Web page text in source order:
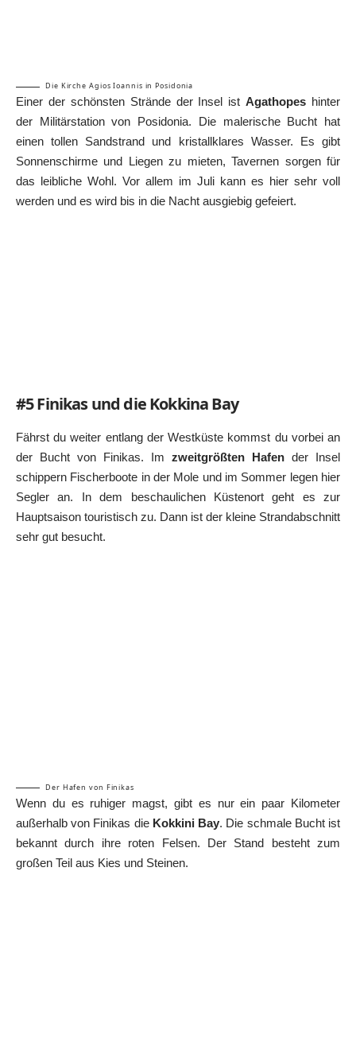
Die Kirche Agios Ioannis in Posidonia
Einer der schönsten Strände der Insel istAgathopes hinter
der Militärstation von Posidonia. Die malerische Bucht hat
einen tollen Sandstrand und kristallklares Wasser. Es gibt
Sonnenschirme und Liegen zu mieten, Tavernen sorgen für
das leibliche Wohl. Vor allem im Juli kann es hier sehr voll
werden und es wird bis in die Nacht ausgiebig gefeiert.
#5 Finikas und die Kokkina Bay
Fährst du weiter entlang der Westküste kommst du vorbei an
der Bucht von Finikas. Im zweitgrößten Hafen der Insel
schippern Fischerboote in der Mole und im Sommer legen hier
Segler an. In dem beschaulichen Küstenort geht es zur
Hauptsaison touristisch zu. Dann ist der kleine Strandabschnitt
sehr gut besucht.
Der Hafen von Finikas
Wenn du es ruhiger magst, gibt es nur ein paar Kilometer
außerhalb von Finikas die Kokkini Bay. Die schmale Bucht ist
bekannt durch ihre roten Felsen. Der Stand besteht zum
großen Teil aus Kies und Steinen.